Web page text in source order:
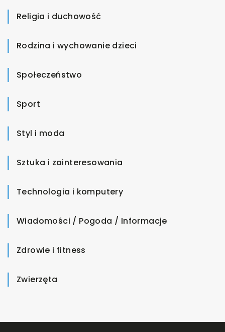
Religia i duchowość
Rodzina i wychowanie dzieci
Społeczeństwo
Sport
Styl i moda
Sztuka i zainteresowania
Technologia i komputery
Wiadomości / Pogoda / Informacje
Zdrowie i fitness
Zwierzęta